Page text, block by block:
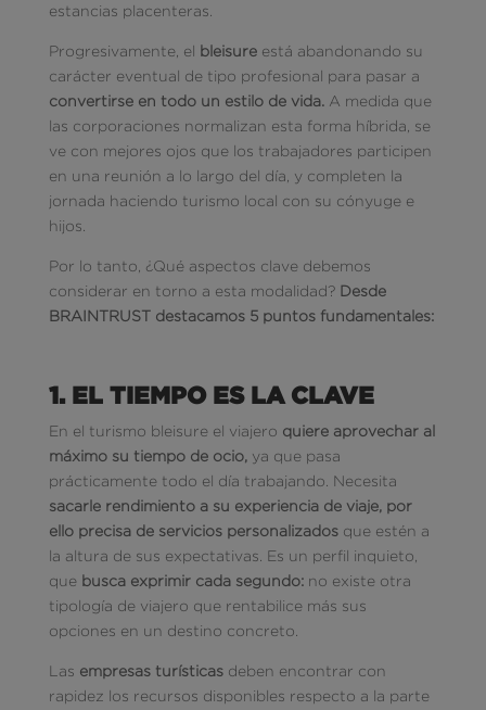
estancias placenteras.
Progresivamente, el bleisureestá abandonando su
carácter eventual de tipo profesional para pasar a
convertirse en todo un estilo de vida. A medida que
las corporaciones normalizan esta forma híbrida, se
ve con mejores ojos que los trabajadores participen
en una reunión a lo largo del día, y completen la
jornada haciendo turismo local con su cónyuge e
hijos.
Por lo tanto, ¿Qué aspectos clave debemos
considerar en torno a esta modalidad? Desde
BRAINTRUST destacamos 5 puntos fundamentales:
1. EL TIEMPO ES LA CLAVE
En el turismo bleisure el viajero quiere aprovechar al
máximo su tiempo de ocio, ya que pasa
prácticamente todo el día trabajando. Necesita
sacarle rendimiento a su experiencia de viaje, por
ello precisa de servicios personalizadosque estén a
la altura de sus expectativas. Es un perfil inquieto,
que busca exprimir cada segundo: no existe otra
tipología de viajero que rentabilice más sus
opciones en un destino concreto.
Las empresas turísticasdeben encontrar con
rapidez los recursos disponibles respecto a la parte